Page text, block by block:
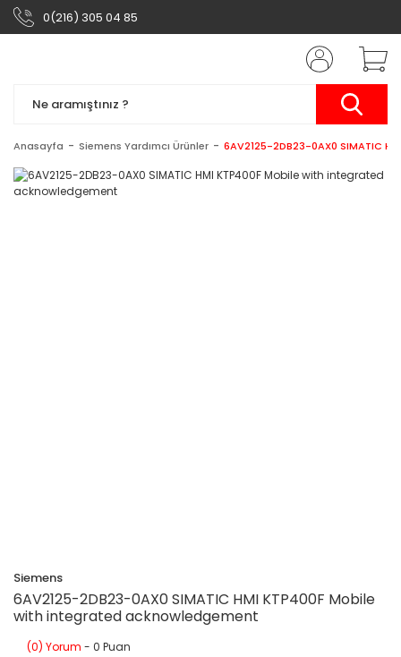
0(216) 305 04 85
Anasayfa Siemens Yardımcı Ürünler 6AV2125-2DB23-0AX0 SIMATIC
Siemens
6AV2125-2DB23-0AX0 SIMATIC HMI KTP400F Mobile
with integrated acknowledgement
(0) Yorum - 0 Puan